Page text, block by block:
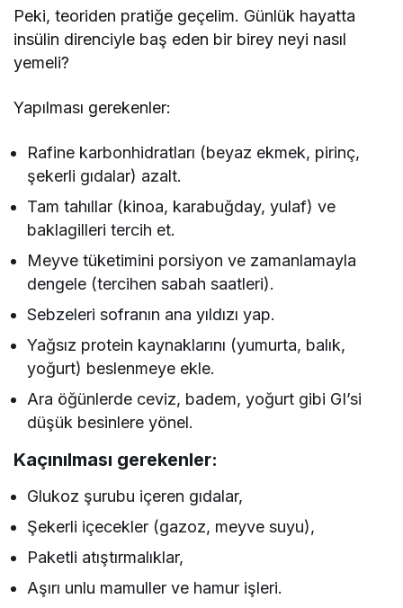
Peki, teoriden pratiğe geçelim. Günlük hayatta
insülin direnciyle baş eden bir birey neyi nasıl
yemeli?
Yapılması gerekenler:
Rafine karbonhidratları (beyaz ekmek, pirinç,
şekerli gıdalar) azalt.
Tam tahıllar (kinoa, karabuğday, yulaf) ve
baklagilleri tercih et.
Meyve tüketimini porsiyon ve zamanlamayla
dengele (tercihen sabah saatleri).
Sebzeleri sofranın ana yıldızı yap.
Yağsız protein kaynaklarını (yumurta, balık,
yoğurt) beslenmeye ekle.
Ara öğünlerde ceviz, badem, yoğurt gibi GI’si
düşük besinlere yönel.
Kaçınılması gerekenler:
Glukoz şurubu içeren gıdalar,
Şekerli içecekler (gazoz, meyve suyu),
Paketli atıştırmalıklar,
Aşırı unlu mamuller ve hamur işleri.